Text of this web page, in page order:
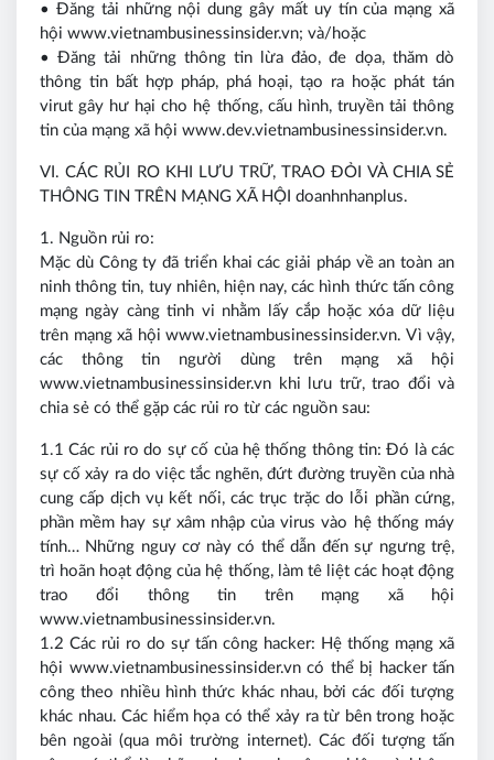
• Đăng tải những nội dung gây mất uy tín của mạng xã
hội www.vietnambusinessinsider.vn; và/hoặc
• Đăng tải những thông tin lừa đảo, đe dọa, thăm dò
thông tin bất hợp pháp, phá hoại, tạo ra hoặc phát tán
virut gây hư hại cho hệ thống, cấu hình, truyền tải thông
tin của mạng xã hội www.dev.vietnambusinessinsider.vn.
VI. CÁC RỦI RO KHI LƯU TRỮ, TRAO ĐỎI VÀ CHIA SẺ
THÔNG TIN TRÊN MẠNG XÃ HỘI doanhnhanplus.
1. Nguồn rủi ro:
Mặc dù Công ty đã triển khai các giải pháp về an toàn an
ninh thông tin, tuy nhiên, hiện nay, các hình thức tấn công
mạng ngày càng tinh vi nhằm lấy cắp hoặc xóa dữ liệu
trên mạng xã hội www.vietnambusinessinsider.vn. Vì vậy,
các thông tin người dùng trên mạng xã hội
www.vietnambusinessinsider.vn khi lưu trữ, trao đổi và
chia sẻ có thể gặp các rủi ro từ các nguồn sau:
1.1 Các rủi ro do sự cố của hệ thống thông tin: Đó là các
sự cố xảy ra do việc tắc nghẽn, đứt đường truyền của nhà
cung cấp dịch vụ kết nối, các trục trặc do lỗi phần cứng,
phần mềm hay sự xâm nhập của virus vào hệ thống máy
tính… Những nguy cơ này có thể dẫn đến sự ngưng trệ,
trì hoãn hoạt động của hệ thống, làm tê liệt các hoạt động
trao đổi thông tin trên mạng xã hội
www.vietnambusinessinsider.vn.
1.2 Các rủi ro do sự tấn công hacker: Hệ thống mạng xã
hội www.vietnambusinessinsider.vn có thể bị hacker tấn
công theo nhiều hình thức khác nhau, bởi các đối tượng
khác nhau. Các hiểm họa có thể xảy ra từ bên trong hoặc
bên ngoài (qua môi trường internet). Các đối tượng tấn